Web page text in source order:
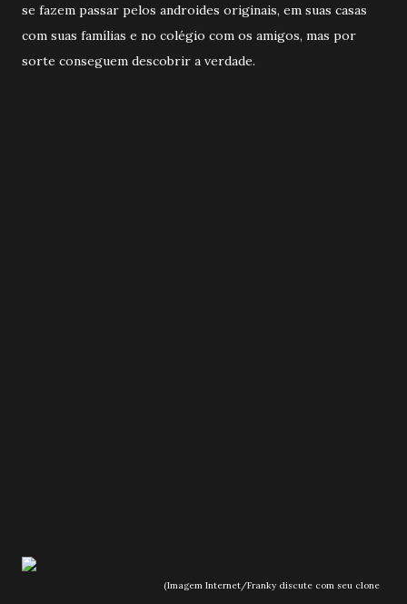
se fazem passar pelos androides originais, em suas casas
com suas famílias e no colégio com os amigos, mas por
sorte conseguem descobrir a verdade.
(Imagem Internet/Franky discute com seu clone